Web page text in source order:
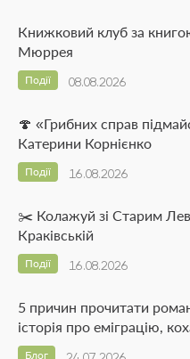
Книжковий клуб за
Мюррея
08.08.2026
Події
🍄 «Грибних справ
Катерини Корнієнко
16.08.2026
Події
✂️ Колажуй зі Старим
Краківській
16.08.2026
Події
5 причин прочитати
історія про еміграцію,
Блог